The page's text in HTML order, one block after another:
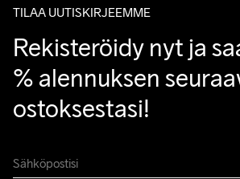
TILAA UUTISKIRJEEMME
Rekisteröidy nyt ja
% alennuksen
ostoksestasi!